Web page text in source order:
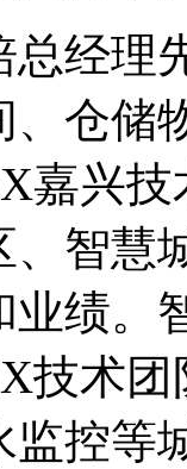
总经理
、仓储
嘉兴
、智慧
业绩。
技术
监控等